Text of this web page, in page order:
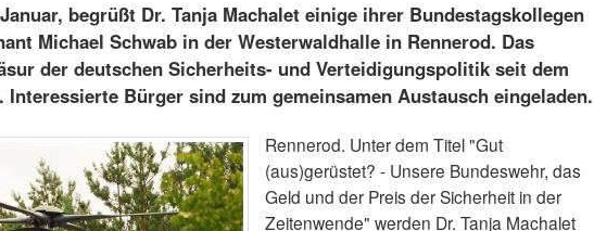
begrüßt Dr. Tanja Machalet einige ihrer Bundestagskollegen
Michael Schwab in der Westerwaldhalle in Rennerod. Das
der deutschen Sicherheits- und Verteidigungspolitik seit dem
Interessierte Bürger sind zum gemeinsamen Austausch eingeladen.
Rennerod. Unter dem Titel "Gut
(aus)gerüstet? - Unsere Bundeswehr, das
Geld und der Preis der Sicherheit in der
Zeitenwende" werden Dr. Tanja Machalet